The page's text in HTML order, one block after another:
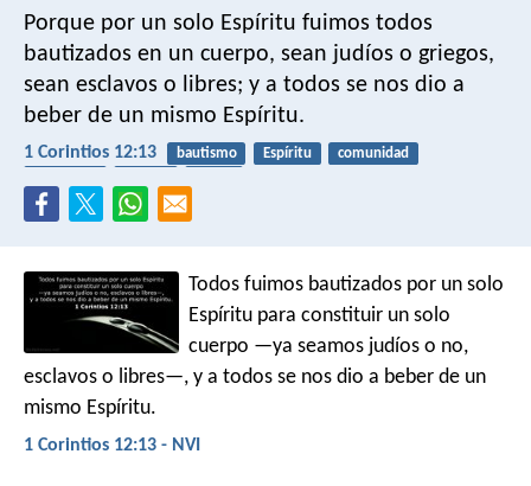
Porque por un solo Espíritu fuimos todos
bautizados en un cuerpo, sean judíos o griegos,
sean esclavos o libres; y a todos se nos dio a
beber de un mismo Espíritu.
1 Corintios 12:13 bautismo Espíritu
comunidad
Todos fuimos bautizados por un solo
Espíritu para constituir un solo
cuerpo —ya seamos judíos o no,
esclavos o libres—, y a todos se nos dio a beber de un
mismo Espíritu.
1 Corintios 12:13 - NVI